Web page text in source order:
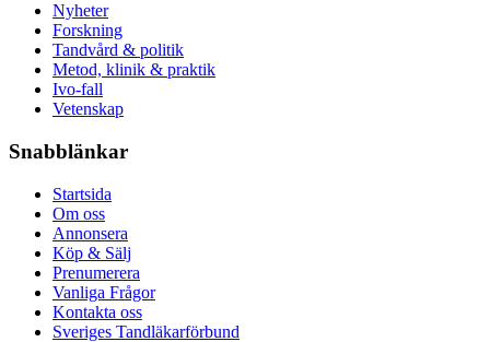
Nyheter
Forskning
Tandvård & politik
Metod, klinik & praktik
Ivo-fall
Vetenskap
Snabblänkar
Startsida
Om oss
Annonsera
Köp & Sälj
Prenumerera
Vanliga Frågor
Kontakta oss
Sveriges Tandläkarförbund